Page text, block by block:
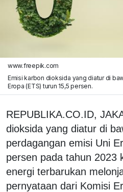
www.freepik.com
Emisi karbon dioksida yang diatur di
Eropa (ETS) turun 15,5 persen.
REPUBLIKA.CO.ID,
dioksida yang diatur di
perdagangan emisi Uni
persen pada tahun 2023
energi terbarukan
pernyataan dari Komisi